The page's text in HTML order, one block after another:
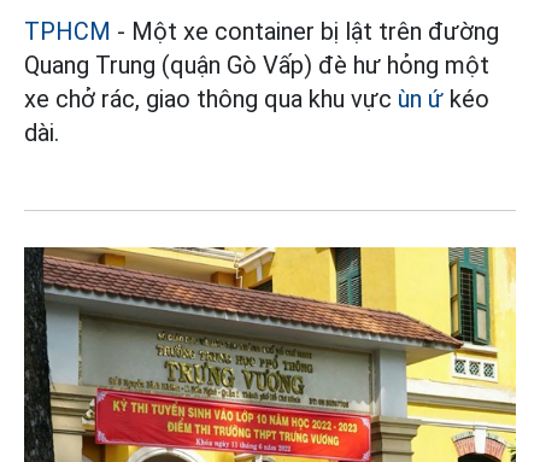
TPHCM - Một xe container bị lật trên đường
Quang Trung (quận Gò Vấp) đè hư hỏng một
xe chở rác, giao thông qua khu vực ùn ứ kéo
dài.